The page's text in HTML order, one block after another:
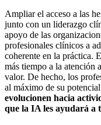
Ampliar el acceso a las
junto con un liderazgo
apoyo de las
profesionales clínicos a
coherente en la práctica.
más tiempo a la atención
valor. De hecho, los
al máximo de su
evolucionen hacia
que la IA les ayudará a